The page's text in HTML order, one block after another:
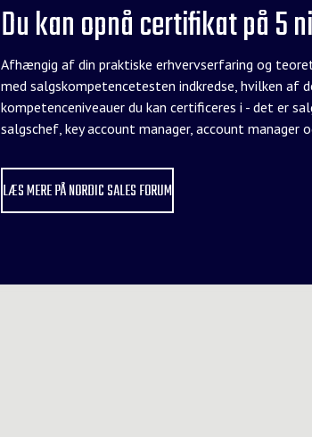
Du kan opnå certifikat på 5
Afhængig af din praktiske erhvervserfaring og
med salgskompetencetesten indkredse, hvilken af
kompetenceniveauer du kan certificeres i - det er
salgschef, key account manager, account manager
LÆS MERE PÅ NORDIC SALES FORUM